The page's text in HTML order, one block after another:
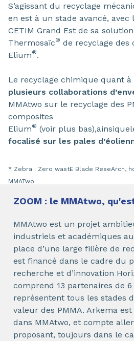
S’agissant du recyclage
en est à un stade avancé, avec
CETIM Grand Est de sa
Thermosaïc® de recyclage des
Elium®.
Le recyclage chimique quant à
plusieurs collaborations
MMAtwo sur le recyclage des
composites
Elium® (voir plus
focalisé sur les pales
* Zebra : Zero wastE Blade ReseArch,
MMATwo
ZOOM : le MMAtwo,
MMAtwo est un projet
industriels et académiques
place d’une large filière de
est financé dans le cadre du
recherche et d’innovation
comprend 13 partenaires de
représentent tous les stades
valeur des PMMA. Arkema
dans MMAtwo, et compte
proposant, toujours dans le